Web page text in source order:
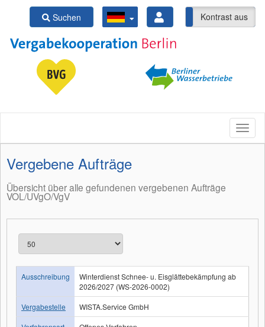
Suchen Kontrast ein Kontrast aus
Vergebene Aufträge
Übersicht über alle gefundenen vergebenen Aufträge
VOL/UVgO/VgV
Ausschreibung
Winterdienst Schnee- u. Eisglättebekämpfung ab
2026/2027 (WS-2026-0002)
Vergabestelle
WISTA.Service GmbH